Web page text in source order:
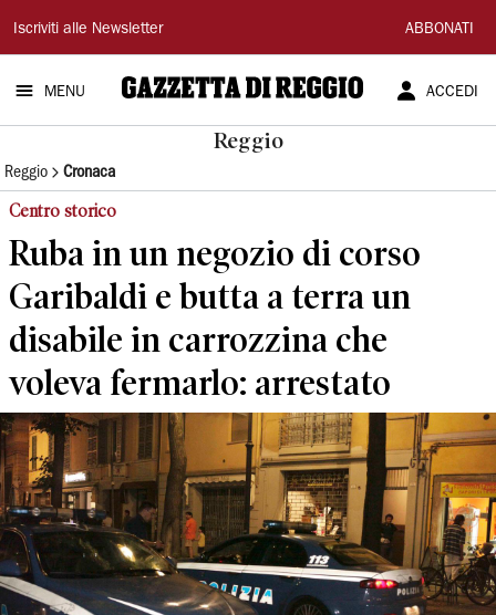
Gazzetta
di
Reggio
Iscriviti alle Newsletter ABBONATI
MENU ACCEDI
Reggio
Reggio Cronaca
Centro storico
Ruba in un negozio di corso
Garibaldi e butta a terra un
disabile in carrozzina che
voleva fermarlo: arrestato